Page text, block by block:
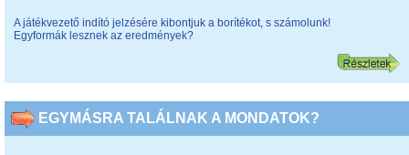
A játékvezető indító jelzésére kibontjuk a borítékot, s számolunk!
Egyformák lesznek az eredmények?
EGYMÁSRA TALÁLNAK A MONDATOK?